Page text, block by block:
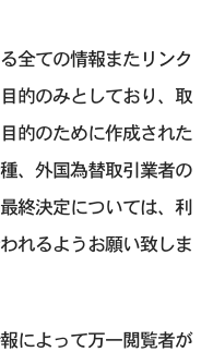
全ての情報またリンク
的のみとしており、取
的のために作成された
、外国為替取引業者の
終決定については、利
れるようお願い致しま
によって万一閲覧者が